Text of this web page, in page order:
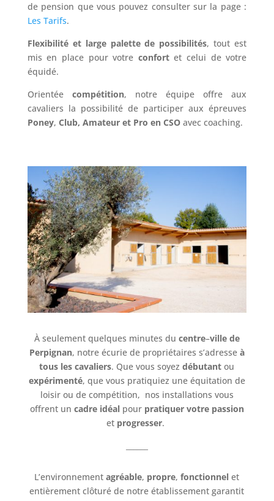
de pension que vous pouvez consulter sur la page :
Les Tarifs.
Flexibilité et large palette de possibilités, tout est
mis en place pour votre confortet celui de votre
équidé.
Orientée compétition, notre équipe offre aux
cavaliers la possibilité de participer aux épreuves
Poney, Club, Amateur et Pro en CSOavec coaching.
À seulement quelques minutes du centre–ville de
Perpignan, notre écurie de propriétaires s’adresse à
tous les cavaliers. Que vous soyezdébutant ou
expérimenté, que vous pratiquiez une équitation de
loisir ou de compétition, nos installations vous
offrent un cadre idéalpour pratiquer votre passion
et progresser.
L’environnementagréable, propre,fonctionnel et
entièrement clôturé de notre établissement garantit